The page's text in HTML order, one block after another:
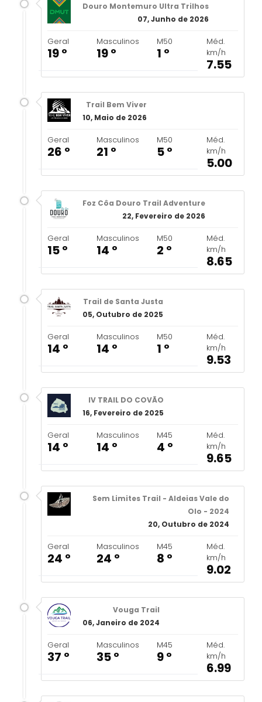
Douro Montemuro Ultra Trilhos
07, Junho de 2026
Geral
19 º
Masculinos
19 º
M50
1 º
Méd.
km/h
7.55
Trail Bem Viver
10, Maio de 2026
Geral
26 º
Masculinos
21 º
M50
5 º
Méd.
km/h
5.00
Foz Côa Douro Trail Adventure
22, Fevereiro de 2026
Geral
15 º
Masculinos
14 º
M50
2 º
Méd.
km/h
8.65
Trail de Santa Justa
05, Outubro de 2025
Geral
14 º
Masculinos
14 º
M50
1 º
Méd.
km/h
9.53
IV TRAIL DO COVÃO
16, Fevereiro de 2025
Geral
14 º
Masculinos
14 º
M45
4 º
Méd.
km/h
9.65
Sem Limites Trail - Aldeias Vale do
Olo - 2024
20, Outubro de 2024
Geral
24 º
Masculinos
24 º
M45
8 º
Méd.
km/h
9.02
Vouga Trail
06, Janeiro de 2024
Geral
37 º
Masculinos
35 º
M45
9 º
Méd.
km/h
6.99